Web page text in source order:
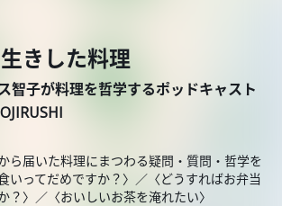
きした料理
智子が料理を哲学するポッドキャスト
ら届いた料理にまつわる疑問・質問・哲学を
いってだめですか？〉／〈どうすればお弁当
？〉／〈おいしいお茶を淹れたい〉